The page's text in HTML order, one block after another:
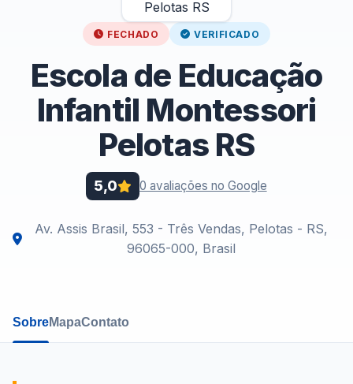
FECHADO VERIFICADO
Escola de Educação
Infantil Montessori
Pelotas RS
5,0 0 avaliações no Google
Av. Assis Brasil, 553 - Três Vendas, Pelotas - RS,
96065-000, Brasil
SobreMapaContato